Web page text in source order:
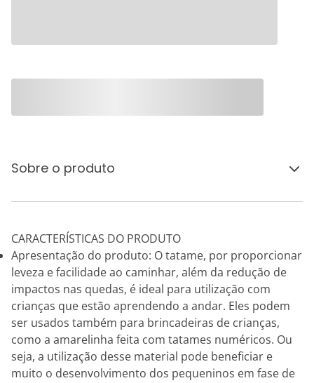
Sobre o produto
CARACTERÍSTICAS DO PRODUTO
Apresentação do produto: O tatame, por proporcionar
leveza e facilidade ao caminhar, além da redução de
impactos nas quedas, é ideal para utilização com
crianças que estão aprendendo a andar. Eles podem
ser usados também para brincadeiras de crianças,
como a amarelinha feita com tatames numéricos. Ou
seja, a utilização desse material pode beneficiar e
muito o desenvolvimento dos pequeninos em fase de